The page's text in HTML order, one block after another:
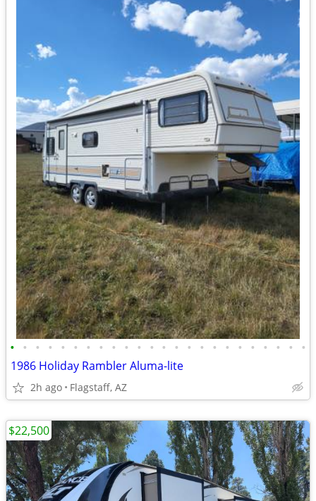
• • • • • • • • • • • • • • • • • • • • • • • •
1986 Holiday Rambler Aluma-lite
2h ago Flagstaff, AZ
$22,500